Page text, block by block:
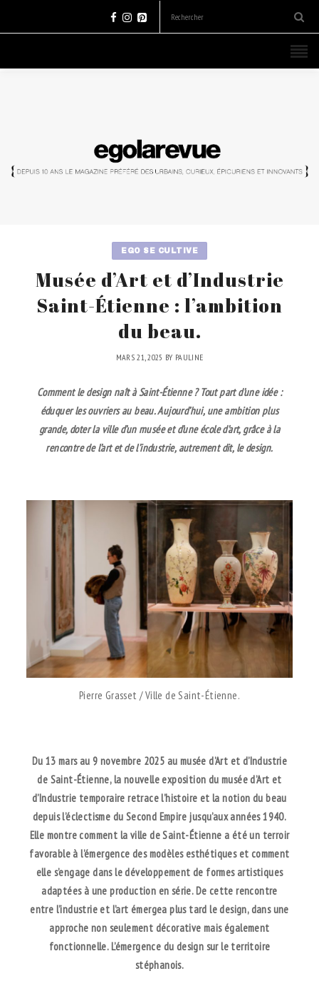
EGO SE CULTIVE
Musée d’Art et d’Industrie
Saint-Étienne : l’ambition
du beau.
MARS 21, 2025 BY PAULINE
Comment le design naît à Saint-Étienne ? Tout part d’une idée :
éduquer les ouvriers au beau. Aujourd’hui, une ambition plus
grande, doter la ville d’un musée et d’une école d’art, grâce à la
rencontre de l’art et de l’industrie, autrement dit, le design.
Pierre Grasset / Ville de Saint-Étienne.
Du 13 mars au 9 novembre 2025 au musée d’Art et d’Industrie
de Saint-Étienne, la nouvelle exposition du musée d’Art et
d’Industrie temporaire retrace l’histoire et la notion du beau
depuis l’éclectisme du Second Empire jusqu’aux années 1940.
Elle montre comment la ville de Saint-Étienne a été un terroir
favorable à l’émergence des modèles esthétiques et comment
elle s’engage dans le développement de formes artistiques
adaptées à une production en série. De cette rencontre
entre l’industrie et l’art émergea plus tard le design, dans une
approche non seulement décorative mais également
fonctionnelle.L’émergence du design sur le territoire
stéphanois.